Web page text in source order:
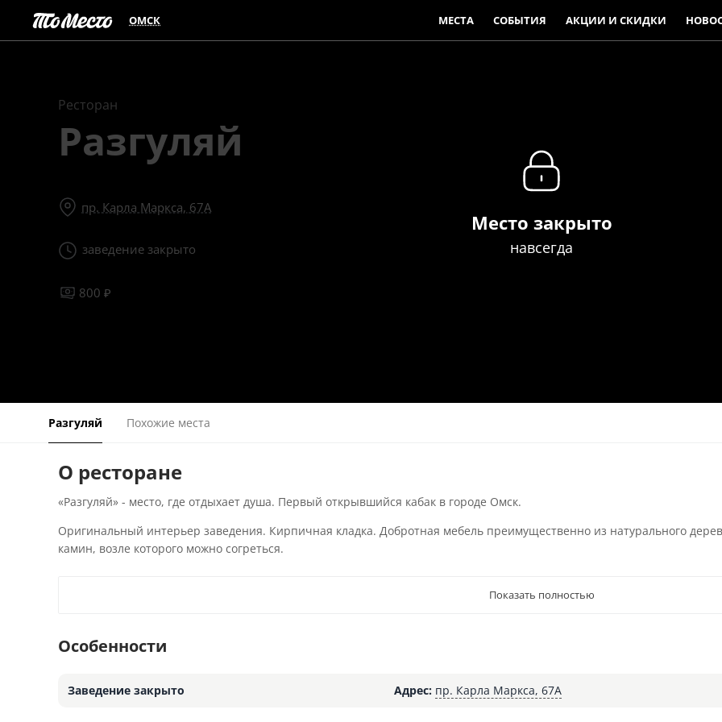
ОМСК МЕСТА СОБЫТИЯ АКЦИИ И СКИДКИ
Ресторан
Разгуляй
пр. Карла Маркса, 67А
заведение закрыто
800 ₽
Место закрыто
навсегда
Разгуляй Похожие места
О ресторане
«Разгуляй» - место, где отдыхает душа. Первый открывшийся кабак в городе Омск.
Оригинальный интерьер заведения. Кирпичная кладка. Добротная мебель преимущественно из натурального
камин, возле которого можно согреться.
Показать полностью
Особенности
Заведение закрыто Адрес: пр. Карла Маркса, 67А